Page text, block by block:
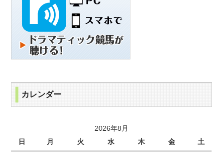
カレンダー
2026年8月
日
月 火 水 木 金 土